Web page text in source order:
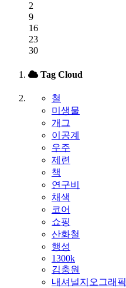
2
9
16
23
30
Tag Cloud
철
미생물
개그
이공계
우주
제련
책
연구비
채색
코어
쇼핑
산화철
행성
1300k
김충원
내셔널지오그래픽